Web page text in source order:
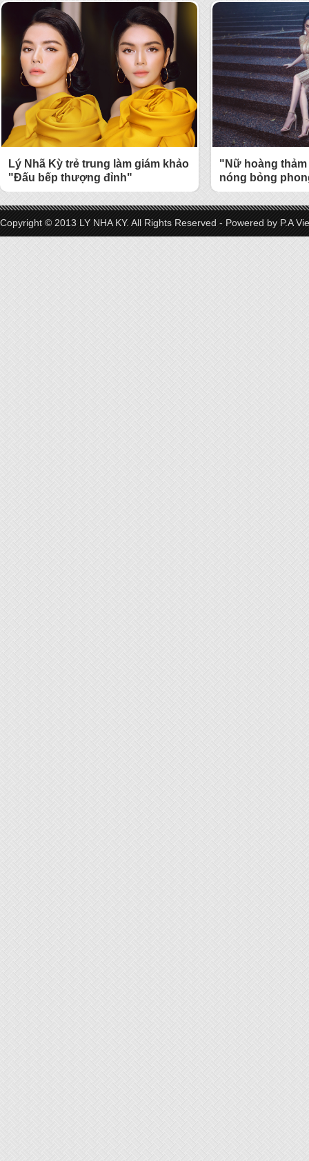
Lý Nhã Kỳ trẻ trung làm giám khảo
"Đấu bếp thượng đỉnh"
"Nữ hoàng
nóng bỏng
Copyright © 2013 LY NHA KY. All Rights Reserved - Powered by P.A